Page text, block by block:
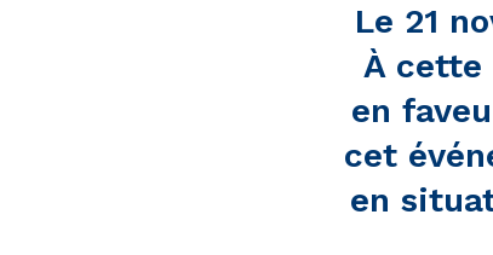
Le 21
À cette
en
cet
en